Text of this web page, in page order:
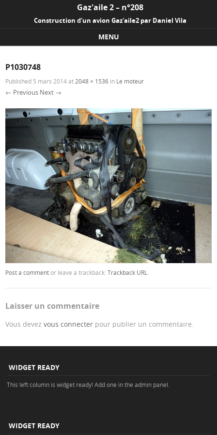
Gaz'aile 2 – n°208
Construction d'un avion Gaz'aile2 par Daniel Vila
MENU
P1030748
Published 5 mars 2014at 2048 × 1536 in Le moteur
← Previous Next →
Post a commentor leave a trackback:Trackback URL
Laisser un commentaire
Vous devezvous connecter pour publier un commentaire.
WIDGET READY
This left column is widget ready! Add one in the admin panel.
WIDGET READY